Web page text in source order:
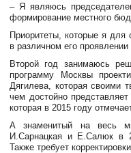
– Я являюсь
формирование местного
Приоритеты, которые я
в различном его проявлении
Второй год занимаюсь
программу Москвы
Дягилева, которая своими
чем достойно
которая в 2015 году
А знаменитый на весь
И.Сарнацкая и Е.Салюк в
Также требует